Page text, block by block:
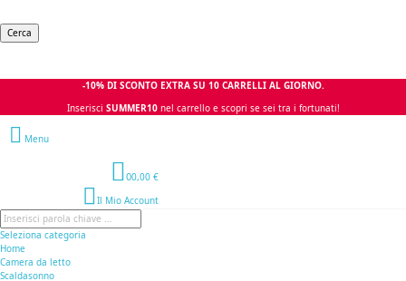
Cerca
-10% DI SCONTO EXTRA SU 10 CARRELLI AL GIORNO.
Inserisci SUMMER10 nel carrello e scopri se sei tra i fortunati!
Menu
00,00 €
Il Mio Account
Seleziona categoria
Home
Camera da letto
Scaldasonno